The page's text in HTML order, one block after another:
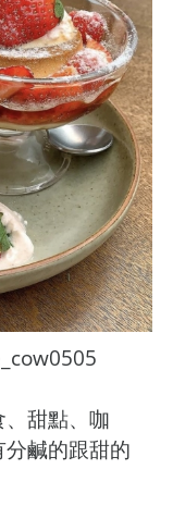
甜點、咖
鹹的跟甜的